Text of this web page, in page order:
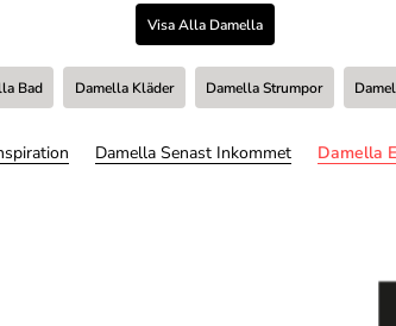
Visa Alla Damella
Bad Damella Kläder Damella Strumpor
Damella Senast Inkommet Damella